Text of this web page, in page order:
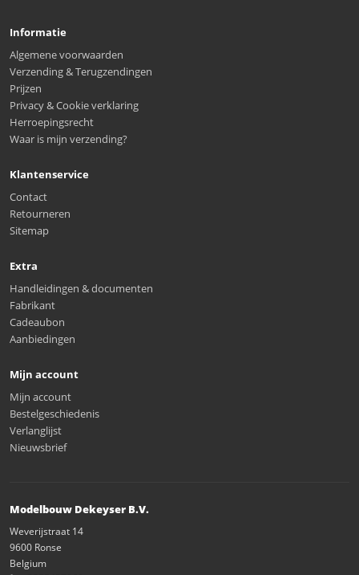
Informatie
Algemene voorwaarden
Verzending & Terugzendingen
Prijzen
Privacy & Cookie verklaring
Herroepingsrecht
Waar is mijn verzending?
Klantenservice
Contact
Retourneren
Sitemap
Extra
Handleidingen & documenten
Fabrikant
Cadeaubon
Aanbiedingen
Mijn account
Mijn account
Bestelgeschiedenis
Verlanglijst
Nieuwsbrief
Modelbouw Dekeyser B.V.
Weverijstraat 14
9600 Ronse
Belgium